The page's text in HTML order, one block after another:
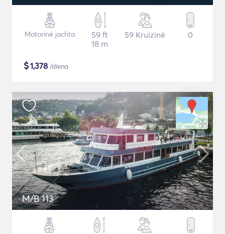
Motorinė jachta
59 ft
18 m
59 Kruizinė 0
$1,378 /diena
M/B 113